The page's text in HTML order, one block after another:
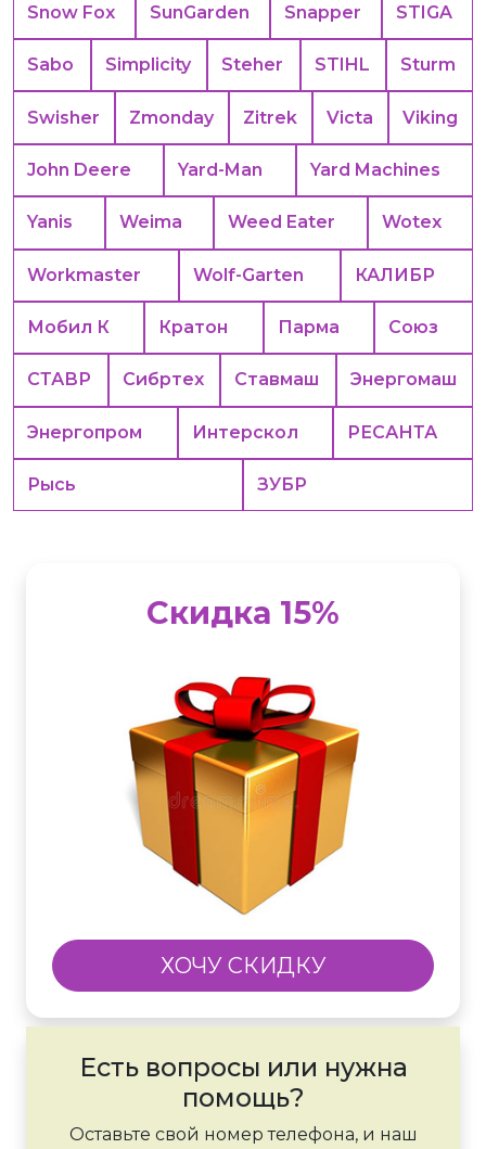
Snow Fox SunGarden Snapper STIGA
Sabo Simplicity Steher STIHL Sturm
Swisher Zmonday Zitrek Victa Viking
John Deere Yard-Man Yard Machines
Yanis Weima Weed Eater Wotex
Workmaster Wolf-Garten КАЛИБР
Мобил К Кратон Парма Союз
СТАВР Сибртех Ставмаш Энергомаш
Энергопром Интерскол РЕСАНТА
Рысь ЗУБР
Скидка 15%
ХОЧУ СКИДКУ
Есть вопросы или нужна
помощь?
Оставьте свой номер телефона, и наш